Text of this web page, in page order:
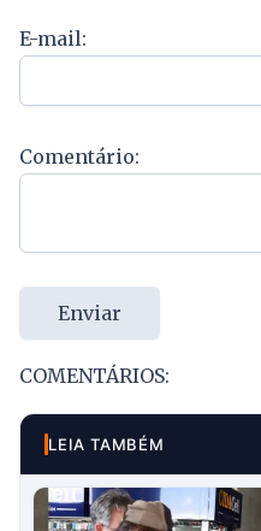
E-mail:
Comentário:
Enviar
COMENTÁRIOS:
LEIA TAMBÉM